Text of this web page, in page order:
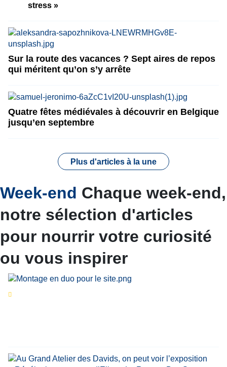
stress »
Sur la route des vacances ? Sept aires de repos
qui méritent qu’on s’y arrête
Quatre fêtes médiévales à découvrir en Belgique
jusqu’en septembre
Plus d'articles à la une
Week-end Chaque week-end,
notre sélection d'articles
pour nourrir votre curiosité
ou vous inspirer